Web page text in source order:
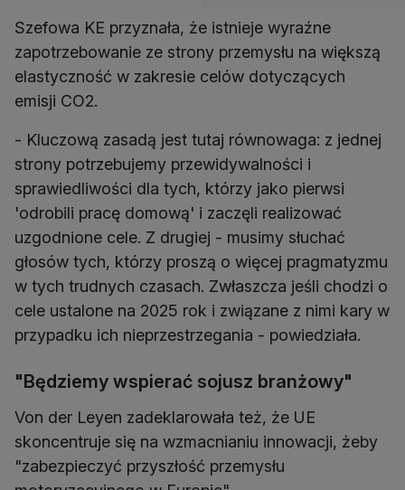
Szefowa KE przyznała, że istnieje wyraźne
zapotrzebowanie ze strony przemysłu na większą
elastyczność w zakresie celów dotyczących
emisji CO2.
- Kluczową zasadą jest tutaj równowaga: z jednej
strony potrzebujemy przewidywalności i
sprawiedliwości dla tych, którzy jako pierwsi
'odrobili pracę domową' i zaczęli realizować
uzgodnione cele. Z drugiej - musimy słuchać
głosów tych, którzy proszą o więcej pragmatyzmu
w tych trudnych czasach. Zwłaszcza jeśli chodzi o
cele ustalone na 2025 rok i związane z nimi kary w
przypadku ich nieprzestrzegania - powiedziała.
"Będziemy wspierać sojusz branżowy"
Von der Leyen zadeklarowała też, że UE
skoncentruje się na wzmacnianiu innowacji, żeby
"zabezpieczyć przyszłość przemysłu